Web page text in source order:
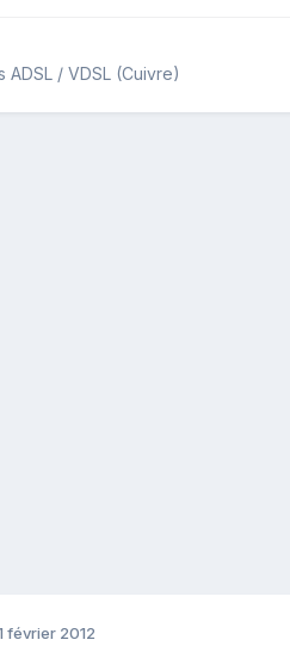
ADSL / VDSL (Cuivre)
février 2012